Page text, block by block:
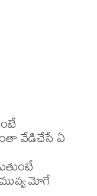
వేడిచేసే ఏ
మువ్వ మోగే